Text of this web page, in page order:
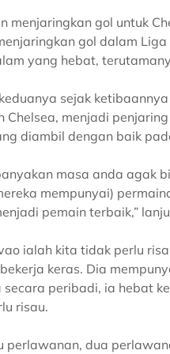
menjaringkan gol untuk
gol dalam
yang hebat,
sejak
menjadi
diambil dengan baik
masa anda agak
mempunyai)
pemain terbaik,”
ialah kita tidak perlu
keras. Dia
peribadi, ia hebat
risau.
perlawanan, dua